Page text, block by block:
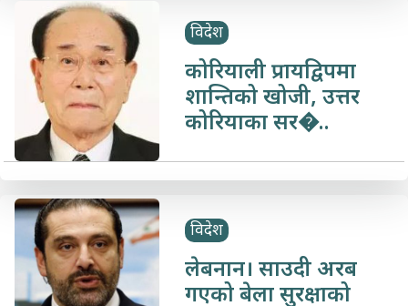
विदेश
कोरियाली प्रायद्विपमा
शान्तिको खोजी, उत्तर
कोरियाका सर�..
विदेश
लेबनान। साउदी अरब
गएको बेला सुरक्षाको